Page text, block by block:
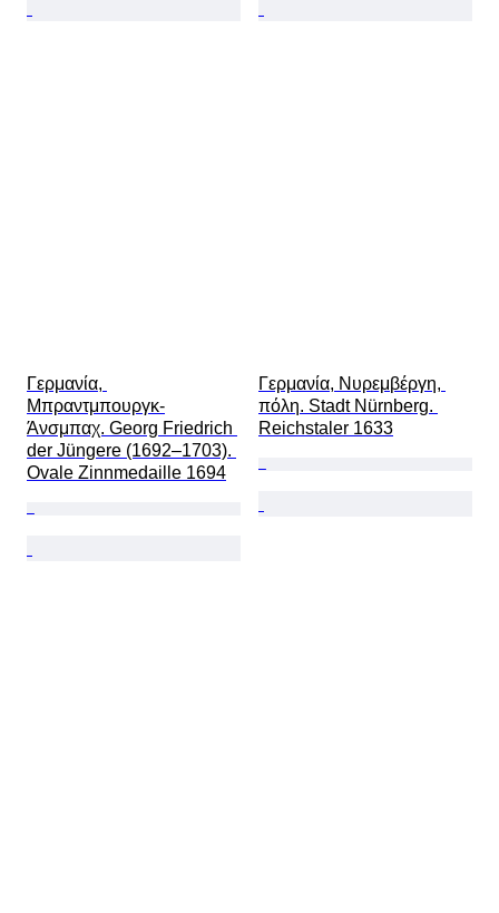
Γερμανία,
Μπραντμπουργκ-
Άνσμπαχ. Georg Friedrich
der Jüngere (1692–1703).
Ovale Zinnmedaille 1694
Γερμανία, Νυρεμβέργη,
πόλη. Stadt Nürnberg.
Reichstaler 1633